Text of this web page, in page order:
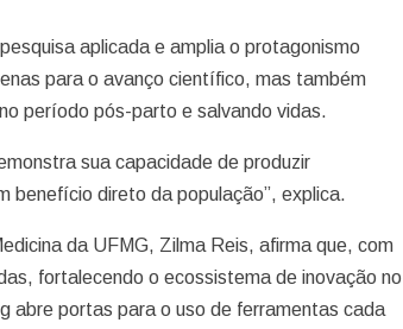
aplicada e amplia o protagonismo
para o avanço científico, mas também
período pós-parto e salvando vidas.
sua capacidade de produzir
benefício direto da população”, explica.
da UFMG, Zilma Reis, afirma que, com
fortalecendo o ecossistema de inovação no
abre portas para o uso de ferramentas cada